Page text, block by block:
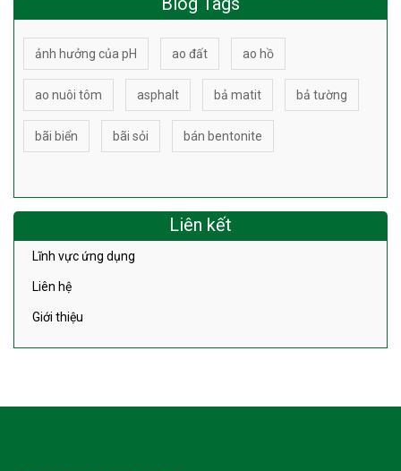
ảnh hưởng của pH ao đất ao hồ
ao nuôi tôm asphalt bả matit bả tường
bãi biển bãi sỏi bán bentonite
Liên kết
Lĩnh vực ứng dụng
Liên hệ
Giới thiệu